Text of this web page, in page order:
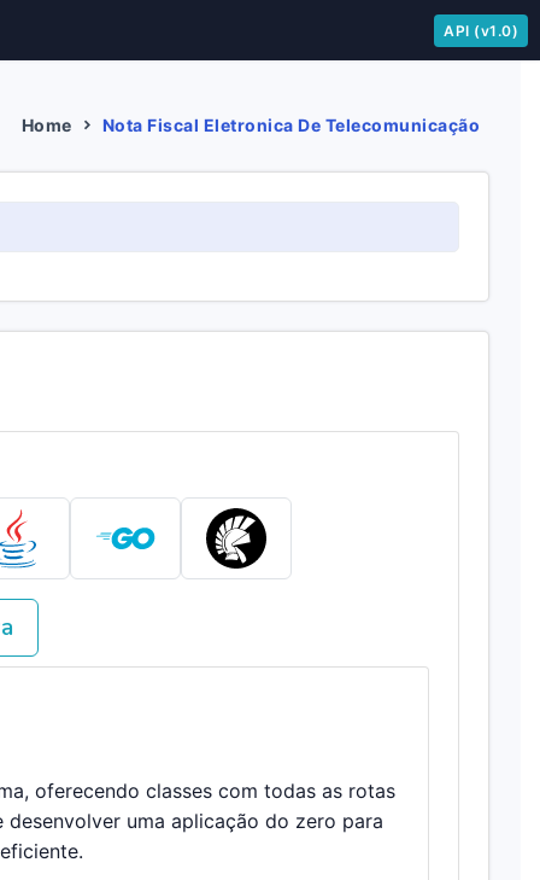
API (v1.0)
Home Nota Fiscal Eletronica De Telecomunicação
oferecendo classes com todas as rotas
uma aplicação do zero para